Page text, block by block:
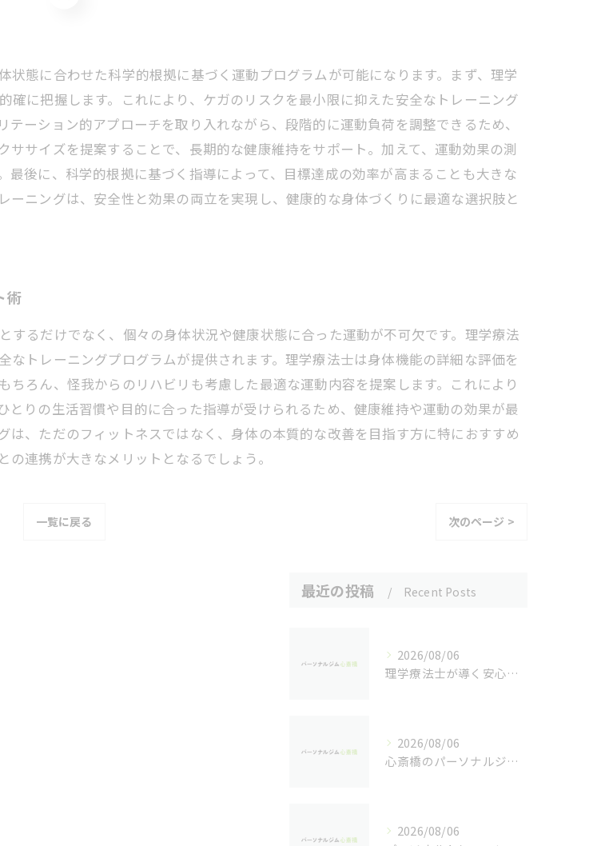
態に合わせた科学的根拠に基づく運動プログラムが可能になります。まず、理学
に把握します。これにより、ケガのリスクを最小限に抑えた安全なトレーニング
ーション的アプローチを取り入れながら、段階的に運動負荷を調整できるため、
サイズを提案することで、長期的な健康維持をサポート。加えて、運動効果の測
後に、科学的根拠に基づく指導によって、目標達成の効率が高まることも大きな
ニングは、安全性と効果の両立を実現し、健康的な身体づくりに最適な選択肢と
術
るだけでなく、個々の身体状況や健康状態に合った運動が不可欠です。理学療法
トレーニングプログラムが提供されます。理学療法士は身体機能の詳細な評価を
ろん、怪我からのリハビリも考慮した最適な運動内容を提案します。これにより
りの生活習慣や目的に合った指導が受けられるため、健康維持や運動の効果が最
、ただのフィットネスではなく、身体の本質的な改善を目指す方に特におすすめ
連携が大きなメリットとなるでしょう。
一覧に戻る 次のページ >
最近の投稿 Recent Posts
2026/08/06
理学療法士が導く安心の個室パーソナルトレーニング
2026/08/06
心斎橋のパーソナルジムで学ぶリバウンド防止法
2026/08/06